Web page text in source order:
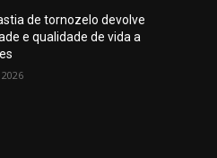
de tornozelo devolve
e qualidade de vida a